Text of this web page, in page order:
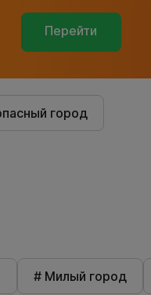
Перейти
город
# Милый город